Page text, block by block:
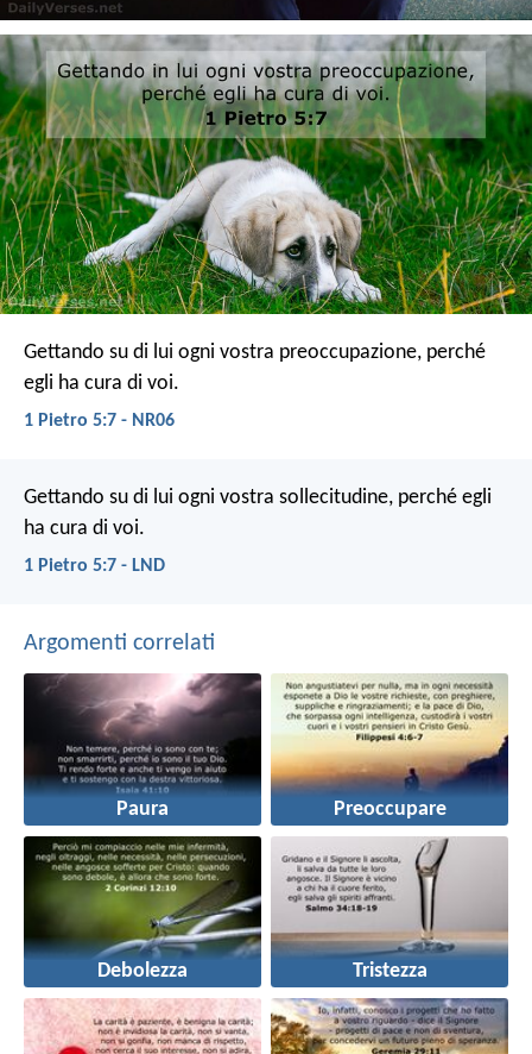
Gettando su di lui ogni vostra preoccupazione, perché
egli ha cura di voi.
1 Pietro 5:7 - NR06
Gettando su di lui ogni vostra sollecitudine, perché egli
ha cura di voi.
1 Pietro 5:7 - LND
Argomenti correlati
Paura Preoccupare
Debolezza Tristezza